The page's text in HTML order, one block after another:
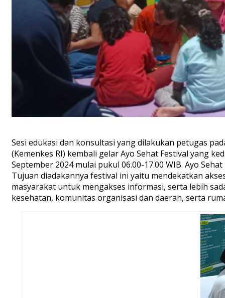
Sesi edukasi dan konsultasi yang dilakukan petugas
(Kemenkes RI) kembali gelar Ayo Sehat Festival yang
September 2024 mulai pukul 06.00-17.00 WIB. Ayo
Tujuan diadakannya festival ini yaitu mendekatkan
masyarakat untuk mengakses informasi, serta lebih
kesehatan, komunitas organisasi dan daerah, serta